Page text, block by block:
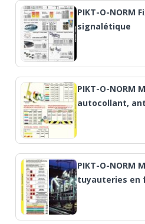
PIKT-O-NORM
signalétique
PIKT-O-NORM
autocollant,
PIKT-O-NORM
tuyauteries en